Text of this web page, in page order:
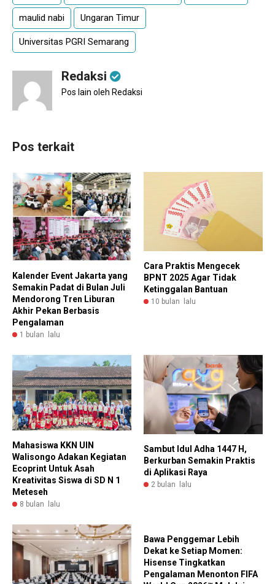
maulid nabi Ungaran Timur
Universitas PGRI Semarang
Redaksi
Pos lain oleh Redaksi
Pos terkait
Kalender Event Jakarta yang
Semakin Padat di Bulan Juli
Mendorong Tren Liburan
Akhir Pekan Berbasis
Pengalaman
1 bulan lalu
Cara Praktis Mengecek
BPNT 2025 Agar Tidak
Ketinggalan Bantuan
10 bulan lalu
Mahasiswa KKN UIN
Walisongo Adakan Kegiatan
Ecoprint Untuk Asah
Kreativitas Siswa di SD N 1
Meteseh
8 bulan lalu
Sambut Idul Adha 1447 H,
Berkurban Semakin Praktis
di Aplikasi Raya
2 bulan lalu
Bawa Penggemar Lebih
Dekat ke Setiap Momen:
Hisense Tingkatkan
Pengalaman Menonton FIFA